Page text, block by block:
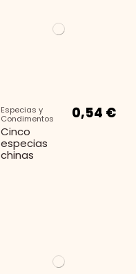
Especias y
Condimentos
Cinco
especias
chinas
0,54 €